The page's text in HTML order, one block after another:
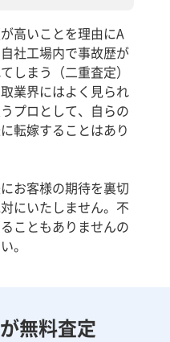
高いことを理由にA
社工場内で事故歴が
しまう（二重査定）
業界にはよく見られ
プロとして、自らの
転嫁することはあり
お客様の期待を裏切
にいたしません。不
こともありませんの
。
無料査定